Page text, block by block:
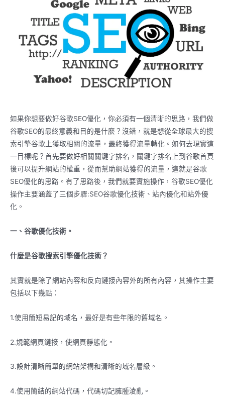
如果你想要做好谷歌SEO優化，你必須有一個清晰的思路，我們做
谷歌SEO的最終意義和目的是什麼？沒錯，就是想從全球最大的搜
索引擎谷歌上獲取相關的流量，最終獲得流量轉化。如何去現實這
一目標呢？首先要做好相關關鍵字排名，關鍵字排名上到谷歌首頁
後可以提升網站的權重，從而幫助網站獲得的流量，這就是谷歌
SEO優化的思路。有了思路後，我們就要實施操作，谷歌SEO優化
操作主要涵蓋了三個步驟:SEO谷歌優化技術、站內優化和站外優
化。
一、 谷歌優化技術。
什麼是谷歌搜索引擎優化技術？
其實就是除了網站內容和反向鏈接內容外的所有內容，其操作主要
包括以下幾點：
1.使用簡短易記的域名，最好是有些年限的舊域名。
2.規範網頁鏈接，使網頁靜態化。
3.設計清晰簡單的網站架構和清晰的域名層級。
4.使用簡結的網站代碼，代碼切記臃腫淩亂。